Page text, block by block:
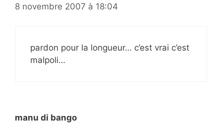
8 novembre 2007 à 18:04
pardon pour la longueur… c’est vrai c’est
malpoli…
manu di bango